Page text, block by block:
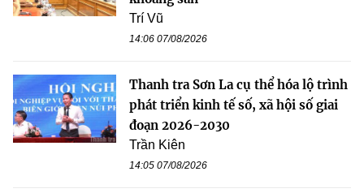
Trí Vũ
14:06 07/08/2026
Thanh tra Sơn La cụ thể hóa lộ trình
phát triển kinh tế số, xã hội số giai
đoạn 2026-2030
Trần Kiên
14:05 07/08/2026